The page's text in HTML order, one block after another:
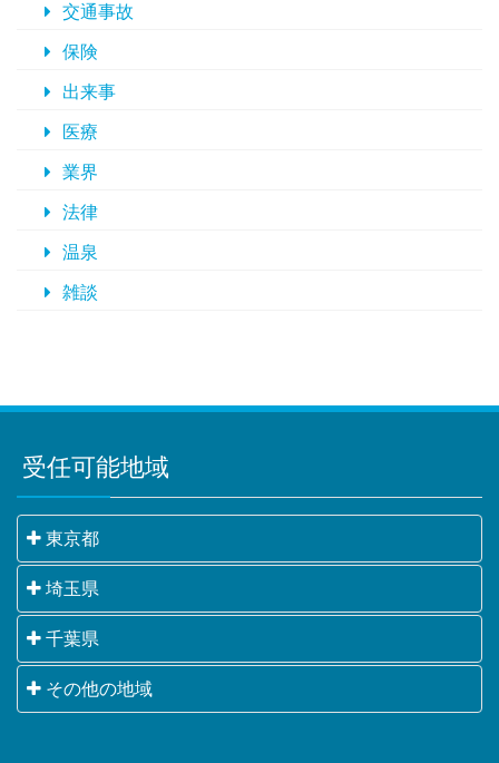
交通事故
保険
出来事
医療
業界
法律
温泉
雑談
受任可能地域
東京都
千代田区・中央区・港区・新宿区・文京区・台東区・
墨田区・江東区・品川区・目黒区・大田区・世田谷
区・渋谷区・中野区・杉並区・豊島区・北区・荒川
区・板橋区・練馬区・足立区・葛飾区・江戸川区・八
王子市・立川市・武蔵野市・三鷹市・青梅市・府中
埼玉県
さいたま市・川越市・熊谷市・川口市・行田市・秩父
市・所沢市・飯能市・加須市・本庄市・東松山市・春
日部市・狭山市・羽生市・鴻巣市・深谷市・上尾市・
千葉県
千葉市・銚子市・市川市・船橋市・館山市・木更津
市・松戸市・野田市・茂原市・成田市・佐倉市・東金
その他の地域